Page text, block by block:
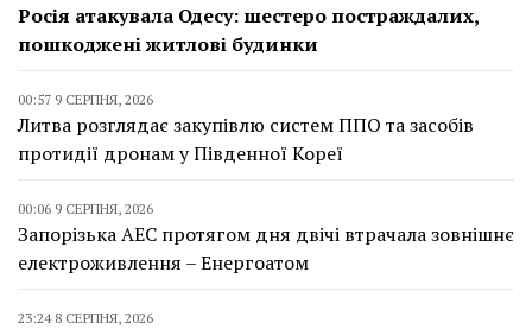
Росія атакувала Одесу: шестеро постраждалих,
пошкоджені житлові будинки
00:57 9 СЕРПНЯ, 2026
Литва розглядає закупівлю систем ППО та засобів
протидії дронам у Південної Кореї
00:06 9 СЕРПНЯ, 2026
Запорізька АЕС протягом дня двічі втрачала зовнішнє
електроживлення – Енергоатом
23:24 8 СЕРПНЯ, 2026